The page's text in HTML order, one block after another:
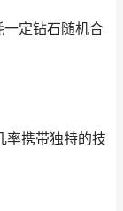
定钻石随机合
携带独特的技